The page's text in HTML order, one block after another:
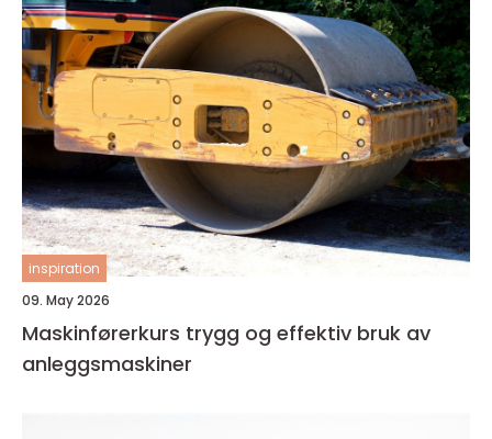
inspiration
09. May 2026
Maskinførerkurs trygg og effektiv bruk av
anleggsmaskiner